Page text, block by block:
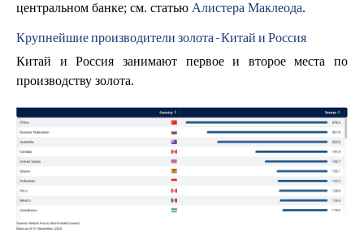
центральном банке; см. статью Алистера Маклеода.
Крупнейшие производители золота - Китай и Россия
Китай и Россия занимают первое и второе места по
производству золота.